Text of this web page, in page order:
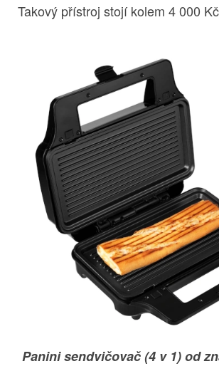
Takový přístroj stojí kolem 4 000
Panini sendvičovač (4 v 1) od